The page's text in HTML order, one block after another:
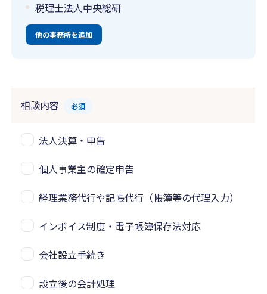
税理士法人中央総研
他の事務所を追加
相談内容 必須
法人決算・申告
個人事業主の確定申告
経理業務代行や記帳代行（帳簿等の代理入力）
インボイス制度・電子帳簿保存法対応
会社設立手続き
設立後の会計処理